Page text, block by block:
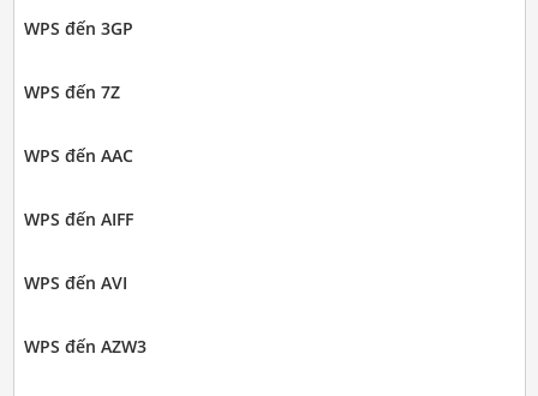
WPS đến 3GP
WPS đến 7Z
WPS đến AAC
WPS đến AIFF
WPS đến AVI
WPS đến AZW3